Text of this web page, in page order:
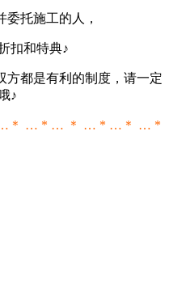
委托施工的人，
扣和特典♪
方都是有利的制度，请一定
♪
＊ … * … ＊ … * …＊ … *